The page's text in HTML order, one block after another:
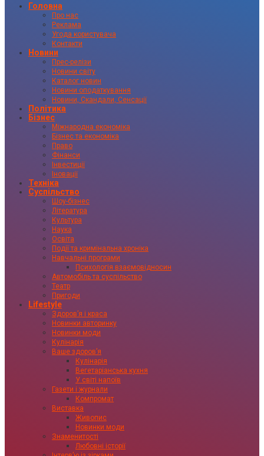
Головна
Про нас
Реклама
Угода користувача
Контакти
Новини
Прес-релізи
Новини світу
Каталог новин
Новини оподаткування
Новини, Скандали, Сенсації
Політика
Бізнес
Міжнародна економіка
Бізнес та економіка
Право
Фінанси
Інвестиції
Іновації
Техніка
Суспільство
Шоу-бізнес
Література
Культура
Наука
Освіта
Події та кримінальна хроніка
Навчальні програми
Психологія взаємовідносин
Автомобіль та суспільство
Театр
Пригоди
Lifestyle
Здоровʼя і краса
Новинки авторинку
Новинки моди
Кулінарія
Ваше здоровʼя
Кулінарія
Вегетаріанська кухня
У світі напоїв
Газети і журнали
Компромат
Виставка
Живопис
Новинки моди
Знаменитості
Любовні історії